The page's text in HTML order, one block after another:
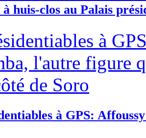
à huis-clos au Palais
à GPS: